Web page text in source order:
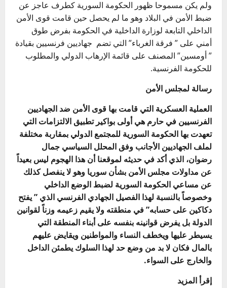
ولم يكن مسموحا ظهور الحكومة السورية كطرف عاجز عن
ضبط الأمن في البلاد وهو ما لم يحصل حين قامت قوى الأمن
الداخلي التابعة لوزارة الداخلية في الحكومة بفرض طوق
أمني على ” فرقة الغرباء” التي تضم جهاديين فرنسيين بقيادة
” أومسين” المصنف على قائمة الإرهاب الدولي والمطلوب
للحكومة الفرنسية.
رسالة لمجلس الأمن
العملية العسكرية التي قامت بها قوى الأمن ضد الجهاديين
الفرنسيين في حارم هي أولى بواكير تطبيق الالتزامات التي
تعهدت بها الحكومة السورية للمجتمع الدولي بمقاربة مختلفة
لملف الجهاديين الأجانب وفق المحلل السياسي جمال
رضوان، الذي أكد في حديثه لموقعنا أن هذا الهجوم ليس بعيداً
عن مداولات مجلس الأمن بشأن سوريا وهو لا ينفصل كذلك
عن مساعي الحكومة السورية لضبط الوضع الداخلي
وخصوصاً بالنسبة لهذا الفصيل الجهادي الفرنسي الذي ” يفتح
دكاكين على حسابه” في منطقته ولا يقيم زعيمه وزناً لقوانين
الدولة بل يفرض قوانينه بنفسه على أبناء المنطقة التي
يسيطر عليها ويخطف النساء والمواطنين ويقايض عليهم
بالمال فكان لا بد من وضع حد لهذا السلوك يطمئن الداخل
والخارج على السواء.
إقرأ المزيد